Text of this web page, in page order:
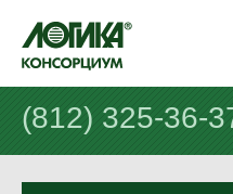
(812) 325-36-